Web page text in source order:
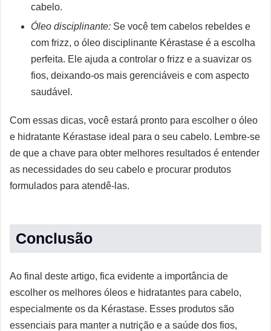
cabelo.
Óleo disciplinante: Se você tem cabelos rebeldes e
com frizz, o óleo disciplinante Kérastase é a escolha
perfeita. Ele ajuda a controlar o frizz e a suavizar os
fios, deixando-os mais gerenciáveis e com aspecto
saudável.
Com essas dicas, você estará pronto para escolher o óleo
e hidratante Kérastase ideal para o seu cabelo. Lembre-se
de que a chave para obter melhores resultados é entender
as necessidades do seu cabelo e procurar produtos
formulados para atendê-las.
Conclusão
Ao final deste artigo, fica evidente a importância de
escolher os melhores óleos e hidratantes para cabelo,
especialmente os da Kérastase. Esses produtos são
essenciais para manter a nutrição e a saúde dos fios,